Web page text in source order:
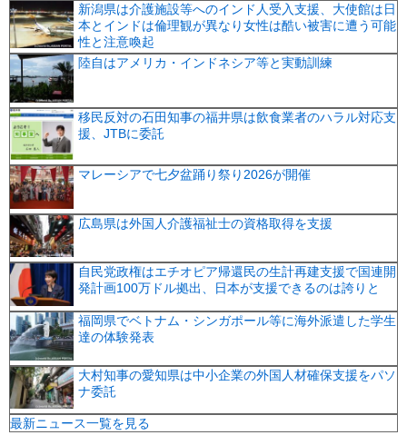
新潟県は介護施設等へのインド人受入支援、大使館は日
本とインドは倫理観が異なり女性は酷い被害に遭う可能
性と注意喚起
陸自はアメリカ・インドネシア等と実動訓練
移民反対の石田知事の福井県は飲食業者のハラル対応支
援、JTBに委託
マレーシアで七夕盆踊り祭り2026が開催
広島県は外国人介護福祉士の資格取得を支援
自民党政権はエチオピア帰還民の生計再建支援で国連開
発計画100万ドル拠出、日本が支援できるのは誇りと
福岡県でベトナム・シンガポール等に海外派遣した学生
達の体験発表
大村知事の愛知県は中小企業の外国人材確保支援をパソ
ナ委託
最新ニュース一覧を見る